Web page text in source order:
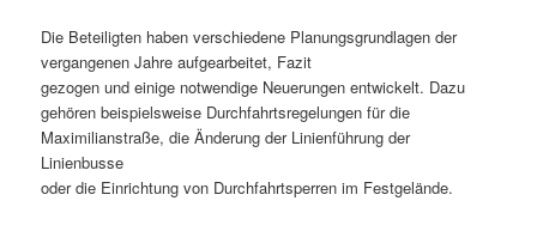
Die Beteiligten haben verschiedene Planungsgrundlagen der
vergangenen Jahre aufgearbeitet, Fazit
gezogen und einige notwendige Neuerungen entwickelt. Dazu
gehören beispielsweise Durchfahrtsregelungen für die
Maximilianstraße, die Änderung der Linienführung der
Linienbusse
oder die Einrichtung von Durchfahrtsperren im Festgelände.